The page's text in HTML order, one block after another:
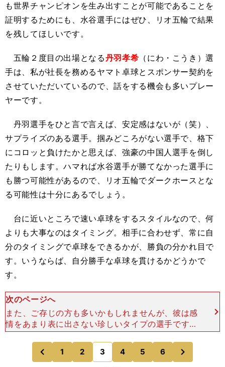
も世界チャンピオンを生み出すことが可能であることを
証明するためにも、水谷選手にはぜひ、リオ五輪で結果
を残してほしいです。
五輪２度目の出場となる丹羽孝希 （にわ・こうき）選
手は、私が社長を務めるヤマト卓球とスポンサー契約を
させていただいているので、話をする機会も多いプレー
ヤーです。
丹羽選手をひと言で言えば、安定感はないが（笑）、
サプライズのある選手。掴みどころがない選手で、格下
にコロッと負けたかと思えば、強豪の中国人選手を倒し
たりもします。ハマれば水谷選手が勝てなかった選手に
も勝つ可能性があるので、リオ五輪でダークホースとな
る可能性は十分にあるでしょう。
台に近いところで速い卓球をするスタイルなので、何
よりも大事なのはタイミング。相手に合わせず、常に自
分のタイミングで卓球をできるかが、勝負の分かれ目で
す。いうならば、自分勝手な卓球を貫けるかどうかで
す。
次のページへ
また、ご存じの方も多いかもしれませんが、彼は感
情をあまり表に出さない珍しいタイプの選手です。
ある意味、クールというか、何も考えていないよう
にも見えます。先ほど言ったように、負けるときは
簡単に負ける。そ
前
のページへ
1 2 3 4 5 6
のページへ